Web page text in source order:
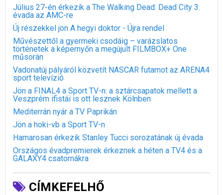
Július 27-én érkezik a The Walking Dead: Dead City 3.
évada az AMC-re
Új részekkel jön A hegyi doktor - Újra rendel
Művészettől a gyermeki csodáig – varázslatos
történetek a képernyőn a megújult FILMBOX+ One
műsorán
Vadonatúj pályáról közvetít NASCAR futamot az ARENA4
sport televízió
Jön a FINAL4 a Sport TV-n: a sztárcsapatok mellett a
Veszprém ifistái is ott lesznek Kölnben
Mediterrán nyár a TV Paprikán
Jön a hoki-vb a Sport TV-n
Hamarosan érkezik Stanley Tucci sorozatának új évada
Országos évadpremierek érkeznek a héten a TV4 és a
GALAXY4 csatornákra
CÍMKEFELHŐ